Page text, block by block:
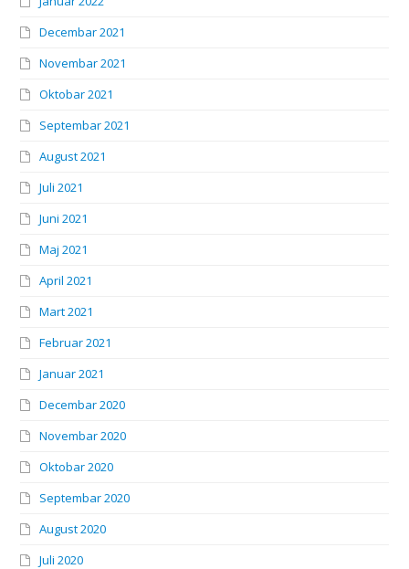
Decembar 2021
Novembar 2021
Oktobar 2021
Septembar 2021
August 2021
Juli 2021
Juni 2021
Maj 2021
April 2021
Mart 2021
Februar 2021
Januar 2021
Decembar 2020
Novembar 2020
Oktobar 2020
Septembar 2020
August 2020
Juli 2020